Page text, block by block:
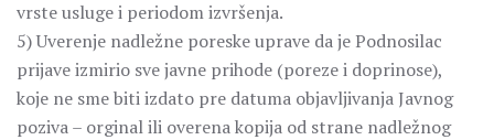
vrste usluge i periodom izvršenja.
5) Uverenje nadležne poreske uprave da je Podnosilac
prijave izmirio sve javne prihode (poreze i doprinose),
koje ne sme biti izdato pre datuma objavljivanja Javnog
poziva – orginal ili overena kopija od strane nadležnog